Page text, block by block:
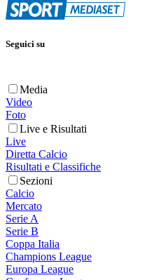
Seguici su
Media
Video
Foto
Live e Risultati
Live
Diretta Calcio
Risultati e Classifiche
Sezioni
Calcio
Mercato
Serie A
Serie B
Coppa Italia
Champions League
Europa League